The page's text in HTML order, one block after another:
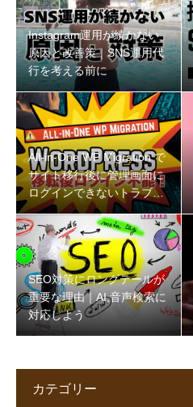
Instagram運用が続かない
原因と改善策｜SNS運用代
行を考える前に
All-in-One WP Migration で
サイト移行後に管理画面に
ログインできないトラブル
と解決策
SEO対策にロングテールが
重要な理由｜AI,音声検索に
対応しよう
カテゴリー